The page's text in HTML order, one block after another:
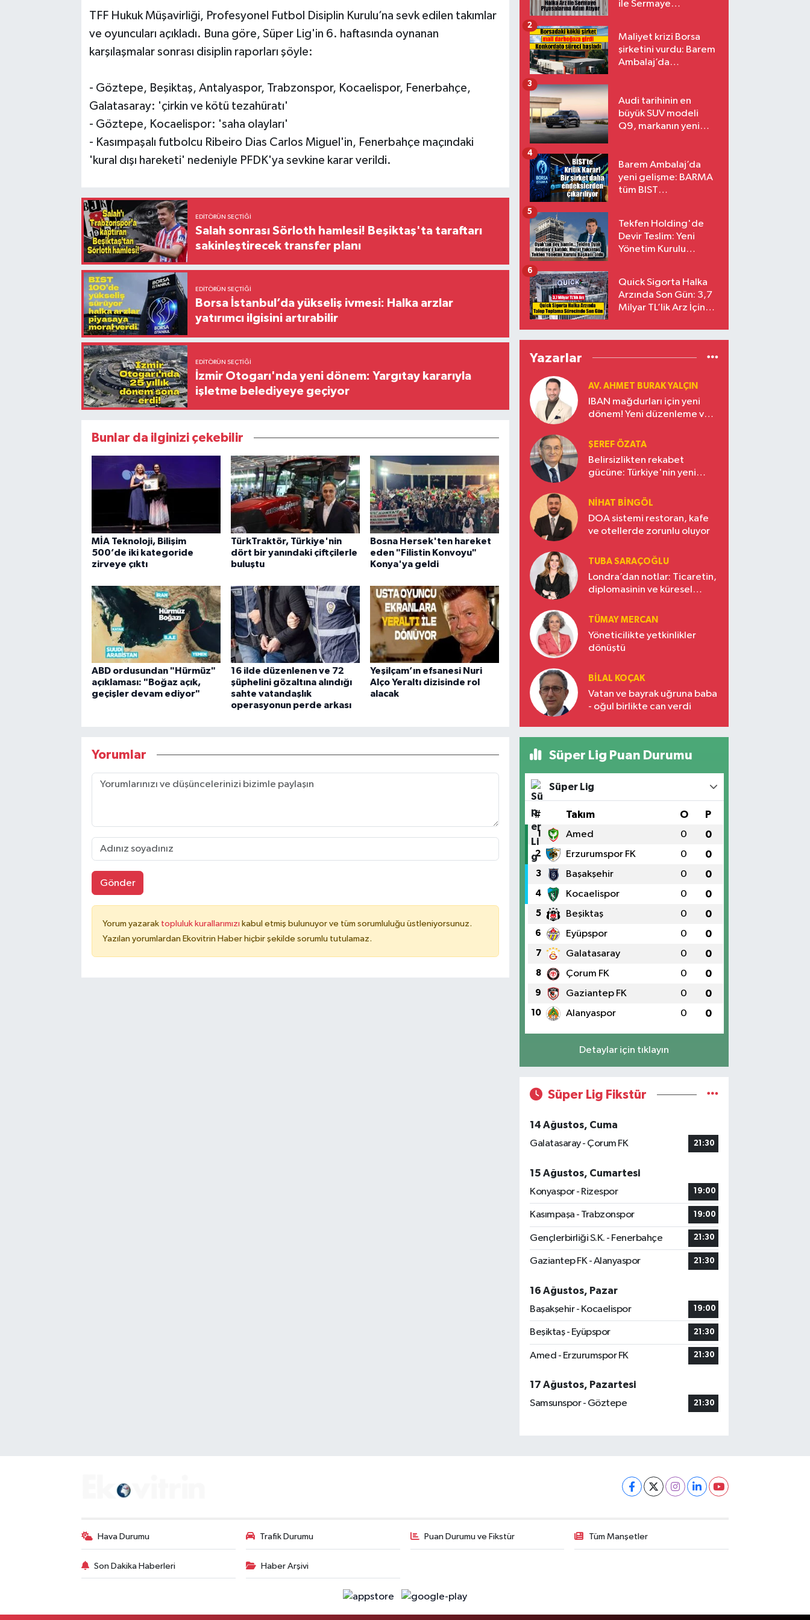
TFF Hukuk Müşavirliği, Profesyonel Futbol Disiplin Kurulu’na sevk edilen takımlar
ve oyuncuları açıkladı. Buna göre, Süper Lig'in 6. haftasında oynanan
karşılaşmalar sonrası disiplin raporları şöyle:
- Göztepe, Beşiktaş, Antalyaspor, Trabzonspor, Kocaelispor, Fenerbahçe,
Galatasaray: 'çirkin ve kötü tezahüratı'
- Göztepe, Kocaelispor: 'saha olayları'
- Kasımpaşalı futbolcu Ribeiro Dias Carlos Miguel'in, Fenerbahçe maçındaki
'kural dışı hareketi' nedeniyle PFDK'ya sevkine karar verildi.
EDITÖRÜN SEÇTIĞI
Salah sonrası Sörloth hamlesi! Beşiktaş'ta taraftarı
sakinleştirecek transfer planı
EDITÖRÜN SEÇTIĞI
Borsa İstanbul’da yükseliş ivmesi: Halka arzlar
yatırımcı ilgisini artırabilir
EDITÖRÜN SEÇTIĞI
İzmir Otogarı'nda yeni dönem: Yargıtay kararıyla
işletme belediyeye geçiyor
Bunlar da ilginizi çekebilir
MİA Teknoloji, Bilişim
500’de iki kategoride
zirveye çıktı
TürkTraktör, Türkiye'nin
dört bir yanındaki çiftçilerle
buluştu
Bosna Hersek'ten hareket
eden "Filistin Konvoyu"
Konya'ya geldi
ABD ordusundan "Hürmüz"
açıklaması: "Boğaz açık,
geçişler devam ediyor"
16 ilde düzenlenen ve 72
şüphelini gözaltına alındığı
sahte vatandaşlık
operasyonun perde arkası
Yeşilçam’ın efsanesi Nuri
Alço Yeraltı dizisinde rol
alacak
Yorumlar
Gönder
Yorum yazarak topluluk kurallarımızı kabul etmiş bulunuyor ve tüm sorumluluğu üstleniyorsunuz.
Yazılan yorumlardan Ekovitrin Haber hiçbir şekilde sorumlu tutulamaz.
ile Sermaye
Maliyet krizi Borsa
şirketini vurdu: Barem
Ambalaj’da
2
Audi tarihinin en
büyük SUV modeli
Q9, markanın yeni
3
Barem Ambalaj’da
yeni gelişme: BARMA
tüm BIST
4
Tekfen Holding'de
Devir Teslim: Yeni
Yönetim Kurulu
5
Quick Sigorta Halka
Arzında Son Gün: 3,7
Milyar TL’lik Arz İçin
Eriyor
6
Yazarlar
AV. AHMET BURAK YALÇIN
IBAN mağdurları için yeni
dönem! Yeni düzenleme ve
ŞEREF ÖZATA
Belirsizlikten rekabet
gücüne: Türkiye'nin yeni
NIHAT BINGÖL
DOA sistemi restoran, kafe
ve otellerde zorunlu oluyor
TUBA SARAÇOĞLU
Londra’dan notlar: Ticaretin,
diplomasinin ve küresel
Türkiye’nin yükselen gücü
TÜMAY MERCAN
Yöneticilikte yetkinlikler
dönüştü
BILAL KOÇAK
Vatan ve bayrak uğruna baba
- oğul birlikte can verdi
Süper Lig Puan Durumu
Süper Lig
# Takım O P
1 Amed 0 0
2 Erzurumspor FK 0 0
3 Başakşehir 0 0
4 Kocaelispor 0 0
5 Beşiktaş 0 0
6 Eyüpspor 0 0
7 Galatasaray 0 0
8 Çorum FK 0 0
9 Gaziantep FK 0 0
10 Alanyaspor 0 0
Detaylar için tıklayın
Süper Lig Fikstür
14 Ağustos, Cuma
Galatasaray - Çorum FK
21:30
15 Ağustos, Cumartesi
Konyaspor - Rizespor
19:00
Kasımpaşa - Trabzonspor 19:00
Gençlerbirliği S.K. - Fenerbahçe 21:30
Gaziantep FK - Alanyaspor 21:30
16 Ağustos, Pazar
Başakşehir - Kocaelispor
19:00
Beşiktaş - Eyüpspor 21:30
Amed - Erzurumspor FK 21:30
17 Ağustos, Pazartesi
Samsunspor - Göztepe
21:30
Hava Durumu Trafik Durumu Puan Durumu ve Fikstür Tüm Manşetler
Son Dakika Haberleri Haber Arşivi
Gayrimenkul